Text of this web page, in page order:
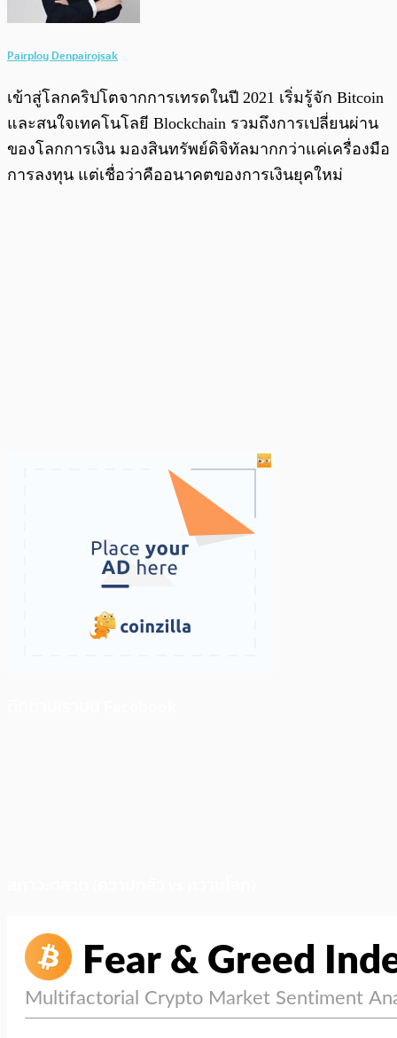
Pairploy Denpairojsak
เข้าสู่โลกคริปโตจากการเทรดในปี 2021 เริ่มรู้จัก Bitcoin
และสนใจเทคโนโลยี Blockchain รวมถึงการเปลี่ยนผ่าน
ของโลกการเงิน มองสินทรัพย์ดิจิทัลมากกว่าแค่เครื่องมือ
การลงทุน แต่เชื่อว่าคืออนาคตของการเงินยุคใหม่